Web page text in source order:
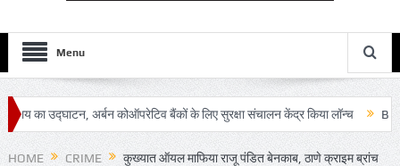
Menu
अर्बन कोऑपरेटिव बैंकों के लिए सुरक्षा संचालन केंद्र किया लॉन्च BMC
सेवाएं प्रभावित
HOME CRIME
कुख्यात ऑयल माफिया राजू पंडित बेनकाब, ठाणे क्राइम ब्रांच